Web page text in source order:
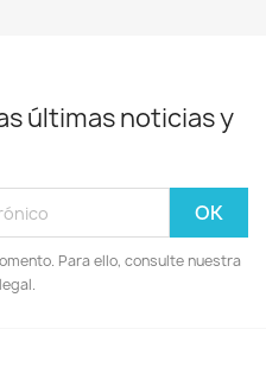
últimas noticias y
Para ello, consulte nuestra